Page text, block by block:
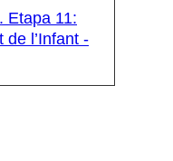
Etapa 11:
de l’Infant -